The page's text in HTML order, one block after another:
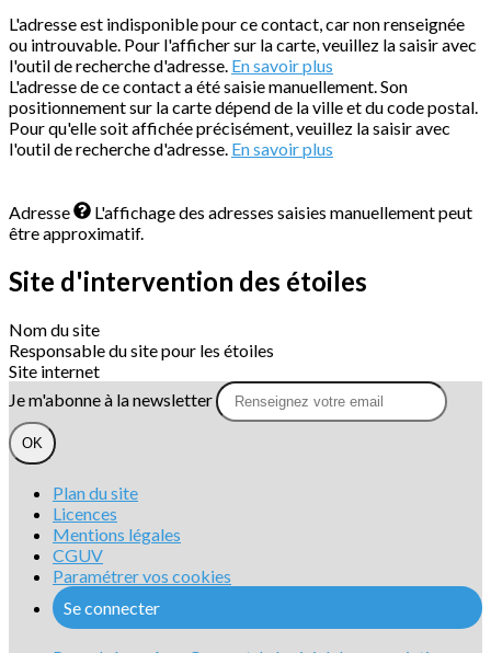
L'adresse est indisponible pour ce contact, car non renseignée
ou introuvable. Pour l'afficher sur la carte, veuillez la saisir avec
l'outil de recherche d'adresse. En savoir plus
L'adresse de ce contact a été saisie manuellement. Son
positionnement sur la carte dépend de la ville et du code postal.
Pour qu'elle soit affichée précisément, veuillez la saisir avec
l'outil de recherche d'adresse. En savoir plus
Adresse
L'affichage des adresses saisies manuellement peut
être approximatif.
Site d'intervention des étoiles
Nom du site
Responsable du site pour les étoiles
Site internet
Je m'abonne à la newsletter
OK
Plan du site
Licences
Mentions légales
CGUV
Paramétrer vos cookies
Se connecter